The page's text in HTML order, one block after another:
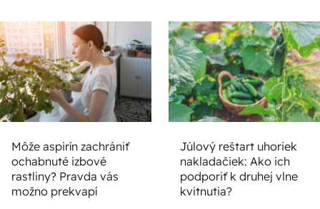
Môže aspirín zachrániť
ochabnuté izbové
rastliny? Pravda vás
možno prekvapí
Júlový reštart uhoriek
nakladačiek: Ako ich
podporiť k druhej vlne
kvitnutia?